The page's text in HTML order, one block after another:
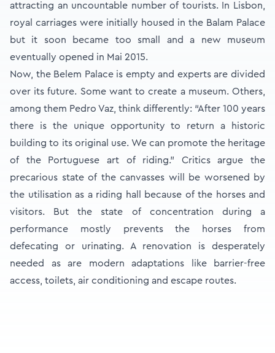
attracting an uncountable number of tourists. In Lisbon,
royal carriages were initially housed in the Balam Palace
but it soon became too small and a new museum
eventually opened in Mai 2015.
Now, the Belem Palace is empty and experts are divided
over its future. Some want to create a museum. Others,
among them Pedro Vaz, think differently: “After 100 years
there is the unique opportunity to return a historic
building to its original use. We can promote the heritage
of the Portuguese art of riding.” Critics argue the
precarious state of the canvasses will be worsened by
the utilisation as a riding hall because of the horses and
visitors. But the state of concentration during a
performance mostly prevents the horses from
defecating or urinating. A renovation is desperately
needed as are modern adaptations like barrier-free
access, toilets, air conditioning and escape routes.